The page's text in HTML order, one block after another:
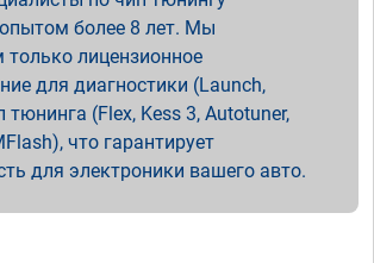
более 8 лет. Мы
лицензионное
для диагностики (Launch,
тюнинга (Flex, Kess 3, Autotuner,
что гарантирует
для электроники вашего авто.